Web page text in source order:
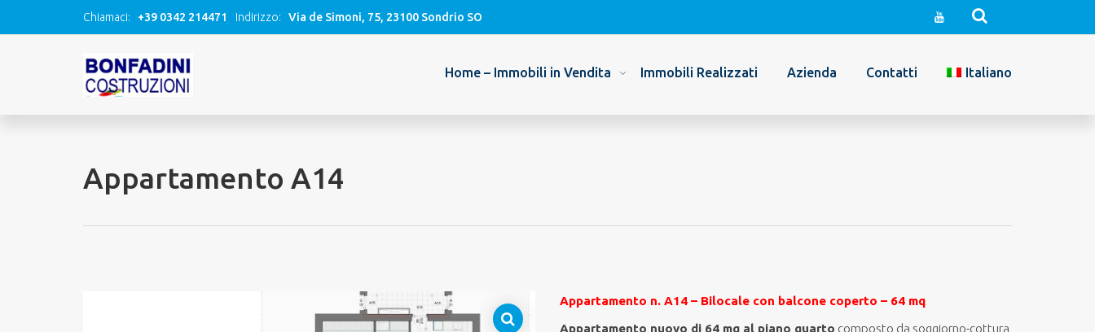
Chiamaci: +39 0342 214471 Indirizzo: Via de Simoni, 75, 23100 Sondrio SO
Home – Immobili in Vendita Immobili Realizzati Azienda Contatti Italiano
Appartamento A14
Appartamento n. A14 – Bilocale con balcone coperto – 64 mq
Appartamento nuovo di 64 mq al piano quarto composto da soggiorno-cottura,